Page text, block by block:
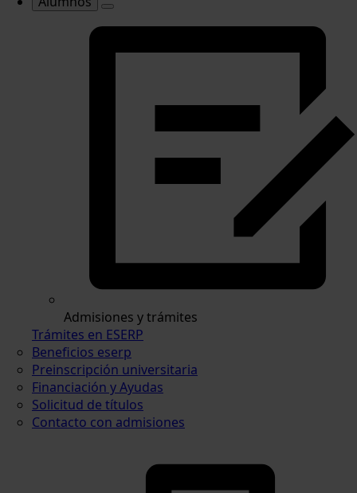
Admisiones y trámites
Trámites en ESERP
Beneficios eserp
Preinscripción universitaria
Financiación y Ayudas
Solicitud de títulos
Contacto con admisiones